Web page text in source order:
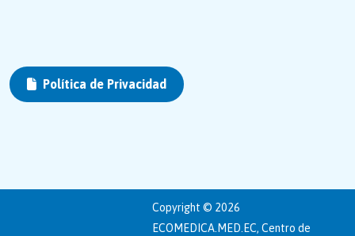
Política de Privacidad
Copyright © 2026
ECOMEDICA.MED.EC, Centro de